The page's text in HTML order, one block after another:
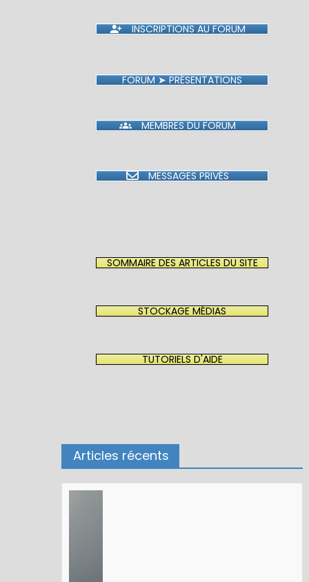
INSCRIPTIONS AU FORUM
FORUM ➤ PRÉSENTATIONS
MEMBRES DU FORUM
MESSAGES PRIVÉS
SOMMAIRE DES ARTICLES DU SITE
STOCKAGE MÉDIAS
TUTORIELS D'AIDE
Articles récents